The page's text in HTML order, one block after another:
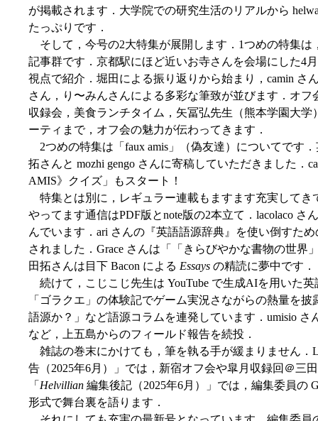
が掲載されます．大学院での研究生活のリアルから
たっぷりです．
そして，今号の2大特集が展開します．1つめの特集は
記事群です．京都駅にほど近いお寺さんを会場にした4
視点で紹介．堀田による振り返りから始まり，camin さ
さん，り〜みんさんによる多彩な筆致が並びます．オ
収録会，美食ランチタイム，矢冨弘先生（熊本学園大
ーティまで，オフ会の魅力が伝わってきます．
2つめの特集は「faux amis」（偽友達）についてです
拓さんと mozhi gengo さんに寄稿していただきました．
AMIS》クイズ」もスタート！
特集とは別に，レギュラー連載もますます充実してき
やってます通信はPDF版とnote版の2本立て．lacolaco
んでいます．ari さんの『英語語源辞典』を使い倒すた
されました．Grace さんは「「きらびやかな書物の世界
田拓さんは目下 Bacon による Essays の精読に夢中です．
続けて，こじこじ先生は YouTube で生成AIを用いた
「ゴラクエ」の体験記でゲーム実況さながらの熱量を
語源か？」など語源コラムを連発しています．umisio
など，上五島からのフィールド報告を続投．
雑誌の巻末にかけても，筆を執る手が緩まりません．
告（2025年6月）」では，新宿オフ会や皐月収録回＠三
「 Helvillian 編集後記（2025年6月）」では，編集委員の
形式で舞台裏を語ります．